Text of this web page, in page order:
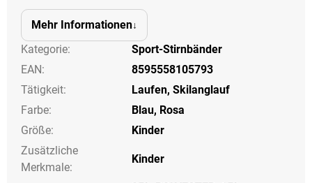
Mehr Informationen
Kategorie:
Sport-Stirnbänder
EAN:
8595558105793
Tätigkeit: Laufen, Skilanglauf
Farbe: Blau, Rosa
Größe:
Kinder
Zusätzliche
Merkmale:
Kinder